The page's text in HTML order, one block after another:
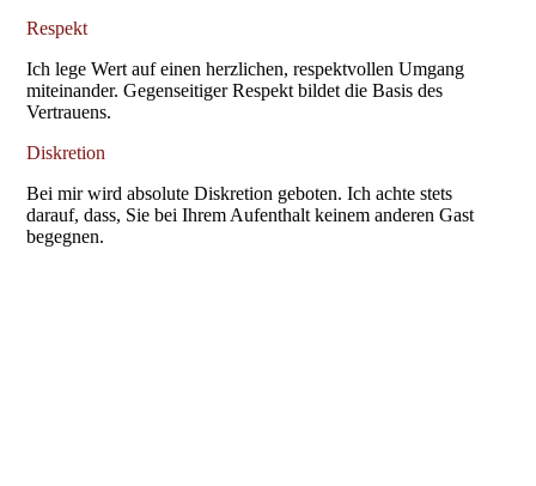
Respekt
Ich lege Wert auf einen herzlichen, respektvollen Umgang
miteinander. Gegenseitiger Respekt bildet die Basis des
Vertrauens.
Diskretion
Bei mir wird absolute Diskretion geboten. Ich achte stets
darauf, dass, Sie bei Ihrem Aufenthalt keinem anderen Gast
begegnen.